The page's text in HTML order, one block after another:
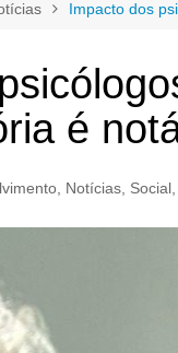
Impacto dos
é
Notícias Social